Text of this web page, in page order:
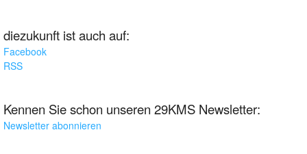
diezukunft ist auch auf:
Facebook
RSS
Kennen Sie schon unseren 29KMS Newsletter:
Newsletter abonnieren